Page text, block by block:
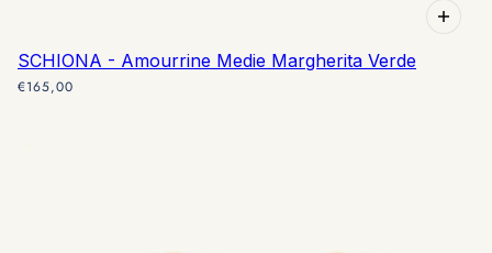
SCHIONA - Amourrine Medie Margherita Verde
€165,00